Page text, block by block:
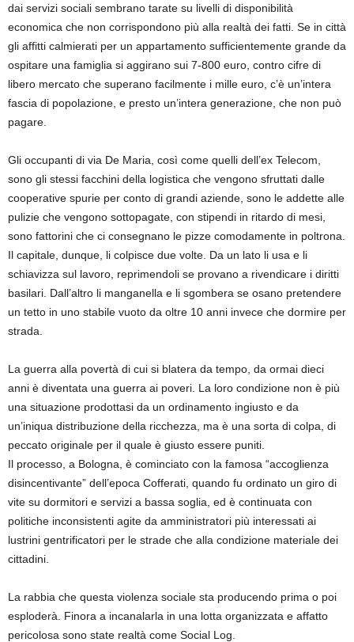
dai servizi sociali sembrano tarate su livelli di disponibilità
economica che non corrispondono più alla realtà dei fatti. Se in città
gli affitti calmierati per un appartamento sufficientemente grande da
ospitare una famiglia si aggirano sui 7-800 euro, contro cifre di
libero mercato che superano facilmente i mille euro, c’è un’intera
fascia di popolazione, e presto un’intera generazione, che non può
pagare.
Gli occupanti di via De Maria, così come quelli dell’ex Telecom,
sono gli stessi facchini della logistica che vengono sfruttati dalle
cooperative spurie per conto di grandi aziende, sono le addette alle
pulizie che vengono sottopagate, con stipendi in ritardo di mesi,
sono fattorini che ci consegnano le pizze comodamente in poltrona.
Il capitale, dunque, li colpisce due volte. Da un lato li usa e li
schiavizza sul lavoro, reprimendoli se provano a rivendicare i diritti
basilari. Dall’altro li manganella e li sgombera se osano pretendere
un tetto in uno stabile vuoto da oltre 10 anni invece che dormire per
strada.
La guerra alla povertà di cui si blatera da tempo, da ormai dieci
anni è diventata una guerra ai poveri. La loro condizione non è più
una situazione prodottasi da un ordinamento ingiusto e da
un’iniqua distribuzione della ricchezza, ma è una sorta di colpa, di
peccato originale per il quale è giusto essere puniti.
Il processo, a Bologna, è cominciato con la famosa “accoglienza
disincentivante” dell’epoca Cofferati, quando fu ordinato un giro di
vite su dormitori e servizi a bassa soglia, ed è continuata con
politiche inconsistenti agite da amministratori più interessati ai
lustrini gentrificatori per le strade che alla condizione materiale dei
cittadini.
La rabbia che questa violenza sociale sta producendo prima o poi
esploderà. Finora a incanalarla in una lotta organizzata e affatto
pericolosa sono state realtà come Social Log.